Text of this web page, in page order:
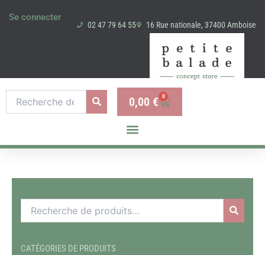
Se connecter
02 47 79 64 55 16 Rue nationale, 37400 Amboise
pour :
0,00 € 0
Panier
pour :
CATÉGORIES DE PRODUITS